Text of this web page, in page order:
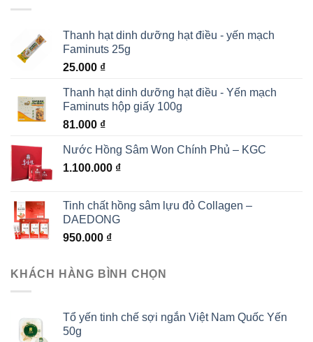
Thanh hạt dinh dưỡng hạt điều - yến mạch
Faminuts 25g
25.000 ₫
Thanh hạt dinh dưỡng hạt điều - Yến mạch
Faminuts hộp giấy 100g
81.000 ₫
Nước Hồng Sâm Won Chính Phủ – KGC
1.100.000 ₫
Tinh chất hồng sâm lựu đỏ Collagen –
DAEDONG
950.000 ₫
KHÁCH HÀNG BÌNH CHỌN
Tổ yến tinh chế sợi ngắn Việt Nam Quốc Yến
50g